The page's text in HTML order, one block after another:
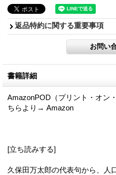
返品特約に関する重要事項
書籍詳細
AmazonPOD（プリント・オン
ちらより→ Amazon
[立ち読みする]
久保田万太郎の代表句から、人